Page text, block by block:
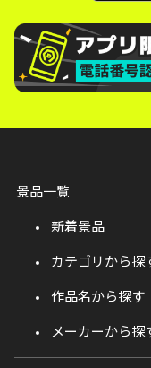
景品一覧
新着景品
カテゴリから探
作品名から探す
メーカーから探